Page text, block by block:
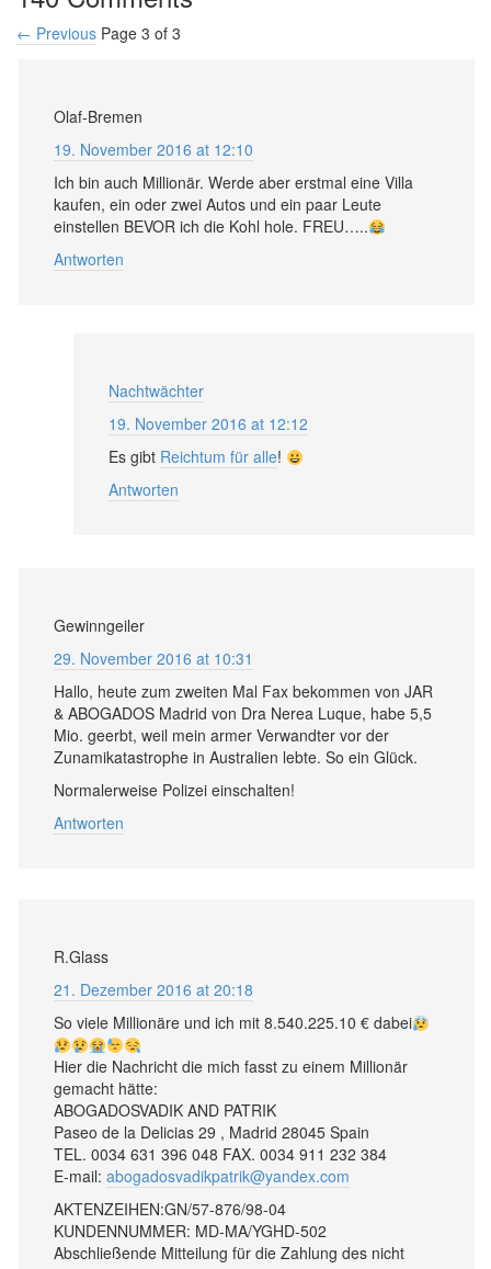
← Previous Page 3 of 3
Olaf-Bremen
19. November 2016 at 12:10
Ich bin auch Millionär. Werde aber erstmal eine Villa
kaufen, ein oder zwei Autos und ein paar Leute
einstellen BEVOR ich die Kohl hole. FREU…..
Antworten
Nachtwächter
19. November 2016 at 12:12
Es gibt Reichtum für alle!
Antworten
Gewinngeiler
29. November 2016 at 10:31
Hallo, heute zum zweiten Mal Fax bekommen von JAR
& ABOGADOS Madrid von Dra Nerea Luque, habe 5,5
Mio. geerbt, weil mein armer Verwandter vor der
Zunamikatastrophe in Australien lebte. So ein Glück.
Normalerweise Polizei einschalten!
Antworten
R.Glass
21. Dezember 2016 at 20:18
So viele Millionäre und ich mit 8.540.225.10 € dabei
Hier die Nachricht die mich fasst zu einem Millionär
gemacht hätte:
ABOGADOSVADIK AND PATRIK
Paseo de la Delicias 29 , Madrid 28045 Spain
TEL. 0034 631 396 048 FAX. 0034 911 232 384
E-mail: abogadosvadikpatrik@yandex.com
AKTENZEIHEN:GN/57-876/98-04
KUNDENNUMMER: MD-MA/YGHD-502
Abschließende Mitteilung für die Zahlung des nicht